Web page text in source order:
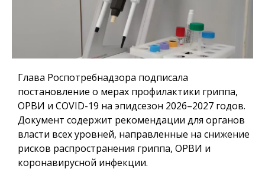
Глава Роспотребнадзора подписала
постановление о мерах профилактики гриппа,
ОРВИ и COVID-19 на эпидсезон 2026–2027 годов.
Документ содержит рекомендации для органов
власти всех уровней, направленные на снижение
рисков распространения гриппа, ОРВИ и
коронавирусной инфекции.